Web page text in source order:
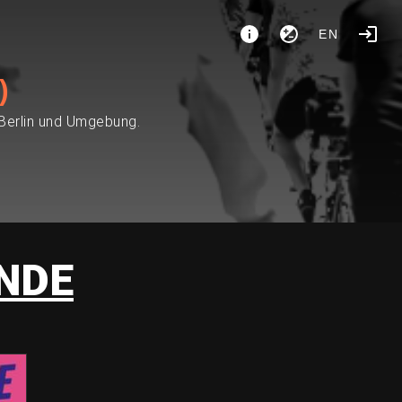
EN
und Umgebung.